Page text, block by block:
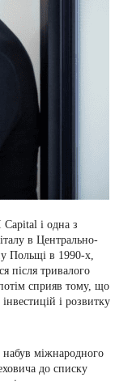
і одна з
в Центрально-
Польщі в 1990-х,
після тривалого
сприяв тому, що
і розвитку
міжнародного
до списку